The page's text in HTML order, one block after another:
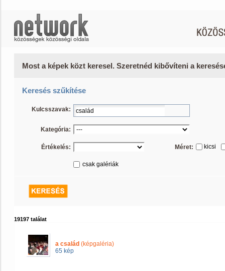
Most a képek közt keresel. Szeretnéd kibővíteni a
Keresés szűkítése
Kulcsszavak:
Kategória:
Értékelés: Méret: kicsi
csak galériák
19197 találat
a család (képgaléria)
65 kép